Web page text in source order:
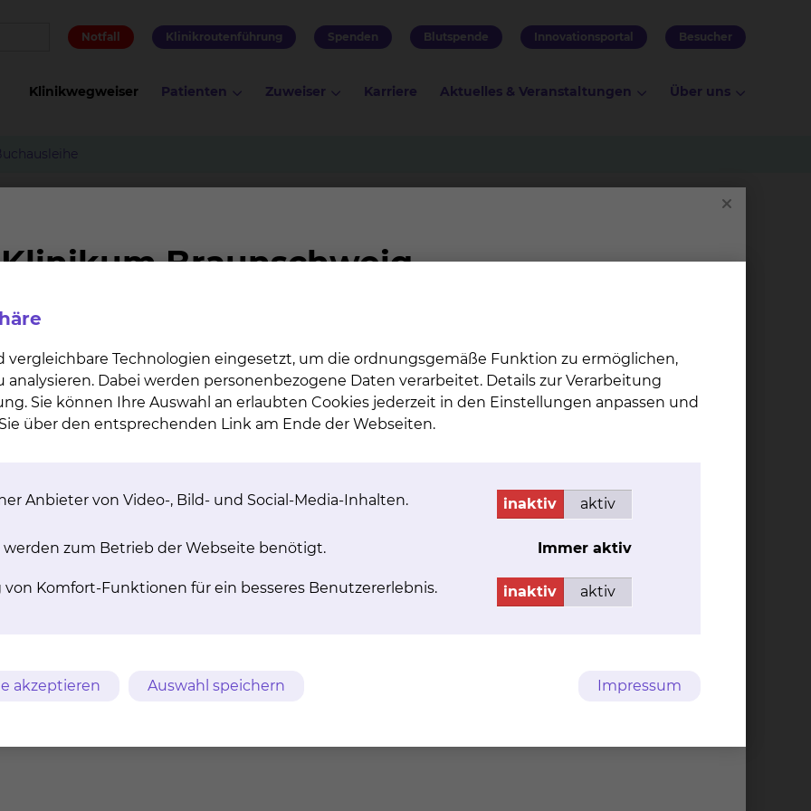
Notfall Klinikroutenführung Spenden Blutspende Innovationsportal Besucher
Klinikwegweiser Patienten Zuweiser Karriere Aktuelles & Veranstaltungen Über uns
Pa­ti­en­ten­bü­che­rei
mehr
spanisch, russisch, polnisch, türkisch, arabisch usw.)
vergleichbare Technologien eingesetzt, um die ordnungsgemäße Funktion zu ermöglichen,
Dabei werden personenbezogene Daten verarbeitet. Details zur Verarbeitung
Sie können Ihre Auswahl an erlaubten Cookies jederzeit in den Einstellungen anpassen und
über den entsprechenden Link am Ende der Webseiten.
Anbieter von Video-, Bild- und Social-Media-Inhalten. inaktiv aktiv
werden zum Betrieb der Webseite benötigt. Immer aktiv
Komfort-Funktionen für ein besseres Benutzererlebnis. inaktiv aktiv
akzeptieren Auswahl speichern Impressum